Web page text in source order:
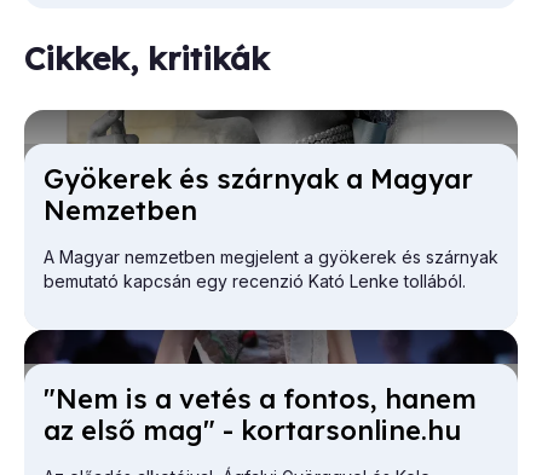
Cikkek, kritikák
Gyö­ke­rek és szár­nyak a Ma­gyar
Nem­zet­ben
A Magyar nemzetben megjelent a gyökerek és szárnyak
bemutató kapcsán egy recenzió Kató Lenke tollából.
"Nem is a ve­tés a fon­tos, ha­nem
az el­ső mag" - kor­tar­son­line.hu